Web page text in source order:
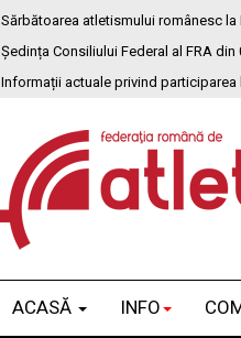
Sărbătoarea atletismului românesc la
Ședința Consiliului Federal al FRA din
Informații actuale privind participarea
ACASĂ INFO